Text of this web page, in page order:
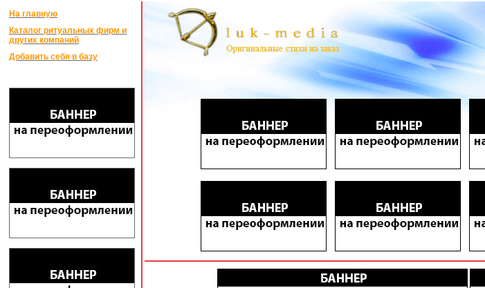
На главную
Каталог ритуальных фирм и
других компаний
Добавить себя в базу